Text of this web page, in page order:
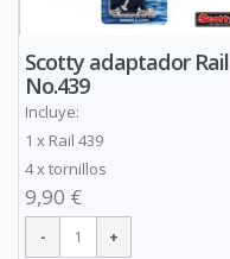
Scotty adaptador Rail
No.439
Incluye:
1 x Rail 439
4 x tornillos
9,90 €